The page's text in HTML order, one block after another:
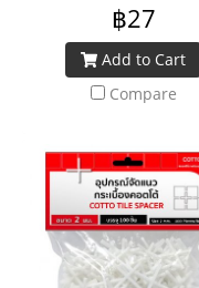
฿27
Add to Cart
Compare